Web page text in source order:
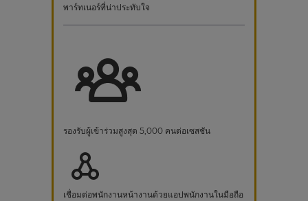
พาร์ทเนอร์ที่น่าประทับใจ
รองรับผู้เข้าร่วมสูงสุด 5,000 คนต่อเซสชัน
เชื่อมต่อพนักงานหน้างานด้วยแอปพนักงานในมือถือ